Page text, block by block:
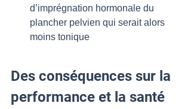
d’imprégnation hormonale du
plancher pelvien qui serait alors
moins tonique
Des conséquences sur la
performance et la santé